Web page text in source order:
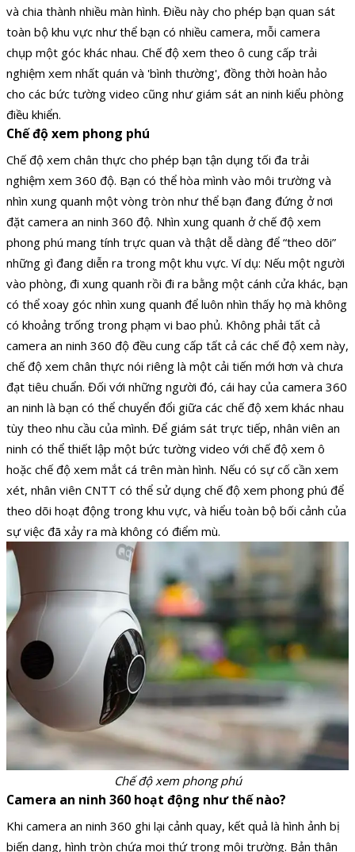
và chia thành nhiều màn hình. Điều này cho phép bạn quan sát
toàn bộ khu vực như thể bạn có nhiều camera, mỗi camera
chụp một góc khác nhau. Chế độ xem theo ô cung cấp trải
nghiệm xem nhất quán và 'bình thường', đồng thời hoàn hảo
cho các bức tường video cũng như giám sát an ninh kiểu phòng
điều khiển.
Chế độ xem phong phú
Chế độ xem chân thực cho phép bạn tận dụng tối đa trải
nghiệm xem 360 độ. Bạn có thể hòa mình vào môi trường và
nhìn xung quanh một vòng tròn như thể bạn đang đứng ở nơi
đặt camera an ninh 360 độ. Nhìn xung quanh ở chế độ xem
phong phú mang tính trực quan và thật dễ dàng để “theo dõi”
những gì đang diễn ra trong một khu vực. Ví dụ: Nếu một người
vào phòng, đi xung quanh rồi đi ra bằng một cánh cửa khác, bạn
có thể xoay góc nhìn xung quanh để luôn nhìn thấy họ mà không
có khoảng trống trong phạm vi bao phủ. Không phải tất cả
camera an ninh 360 độ đều cung cấp tất cả các chế độ xem này,
chế độ xem chân thực nói riêng là một cải tiến mới hơn và chưa
đạt tiêu chuẩn. Đối với những người đó, cái hay của camera 360
an ninh là bạn có thể chuyển đổi giữa các chế độ xem khác nhau
tùy theo nhu cầu của mình. Để giám sát trực tiếp, nhân viên an
ninh có thể thiết lập một bức tường video với chế độ xem ô
hoặc chế độ xem mắt cá trên màn hình. Nếu có sự cố cần xem
xét, nhân viên CNTT có thể sử dụng chế độ xem phong phú để
theo dõi hoạt động trong khu vực, và hiểu toàn bộ bối cảnh của
sự việc đã xảy ra mà không có điểm mù.
Chế độ xem phong phú
Camera an ninh 360 hoạt động như thế nào?
Khi camera an ninh 360 ghi lại cảnh quay, kết quả là hình ảnh bị
biến dạng, hình tròn chứa mọi thứ trong môi trường. Bản thân